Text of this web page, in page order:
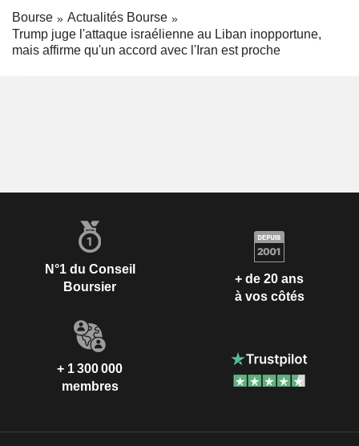
Bourse
Actualités Bourse
Trump juge l'attaque israélienne au Liban inopportune,
mais affirme qu'un accord avec l'Iran est proche
N°1 du Conseil
Boursier
+ de 20 ans
à vos côtés
+ 1 300 000
membres